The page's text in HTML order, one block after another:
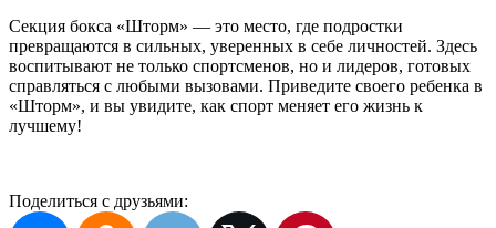
Секция бокса «Шторм» — это место, где подростки
превращаются в сильных, уверенных в себе личностей. Здесь
воспитывают не только спортсменов, но и лидеров, готовых
справляться с любыми вызовами. Приведите своего ребенка в
«Шторм», и вы увидите, как спорт меняет его жизнь к
лучшему!
Поделиться с друзьями: